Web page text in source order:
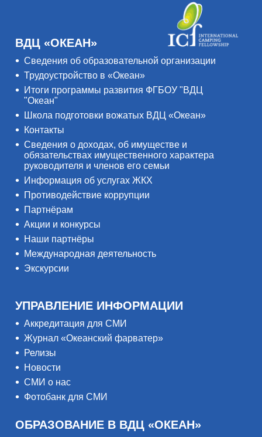
ВДЦ «ОКЕАН»
Сведения об образовательной организации
Трудоустройство в «Океан»
Итоги программы развития ФГБОУ "ВДЦ
"Океан"
Школа подготовки вожатых ВДЦ «Океан»
Контакты
Сведения о доходах, об имуществе и
обязательствах имущественного характера
руководителя и членов его семьи
Информация об услугах ЖКХ
Противодействие коррупции
Партнёрам
Акции и конкурсы
Наши партнёры
Международная деятельность
Экскурсии
УПРАВЛЕНИЕ ИНФОРМАЦИИ
Аккредитация для СМИ
Журнал «Океанский фарватер»
Релизы
Новости
СМИ о нас
Фотобанк для СМИ
ОБРАЗОВАНИЕ В ВДЦ «ОКЕАН»